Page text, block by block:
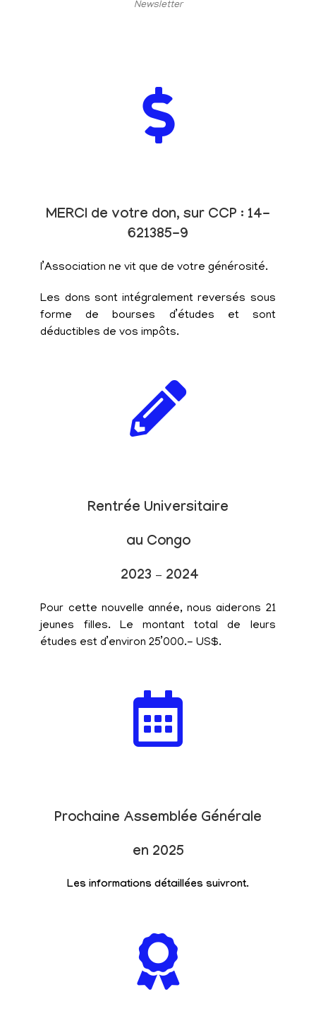
Newsletter
MERCI de votre don, sur CCP : 14-
621385-9
l’Association ne vit que de votre générosité.
Les dons sont intégralement reversés sous
forme de bourses d’études et sont
déductibles de vos impôts.
Rentrée Universitaire
au Congo
2023 – 2024
Pour cette nouvelle année, nous aiderons 21
jeunes filles. Le montant total de leurs
études est d’environ 25’000.- US$.
Prochaine Assemblée Générale
en 2025
Les informations détaillées suivront.